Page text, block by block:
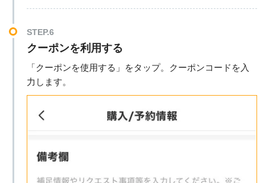
STEP.6
クーポンを利用する
「クーポンを使用する」をタップ。クーポンコードを入
力します。